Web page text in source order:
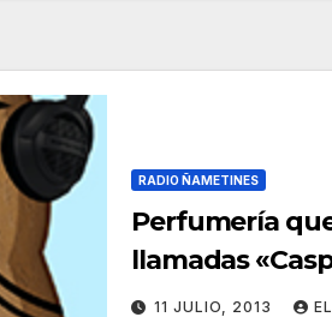
RADIO ÑAMETINES
Perfumería
llamadas
5»11 JULIO, 2013